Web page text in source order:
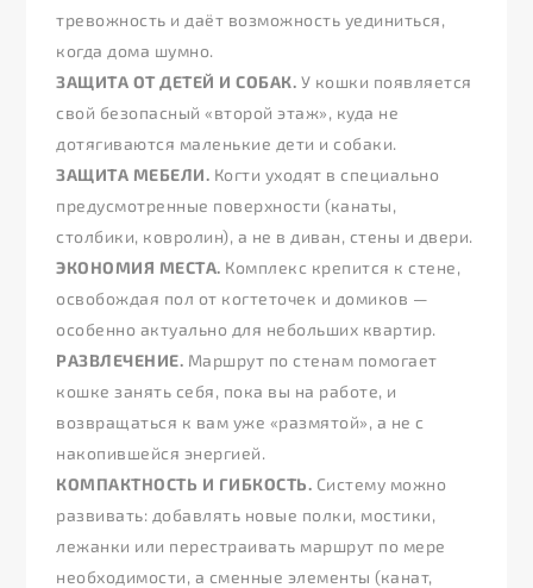
тревожность и даёт возможность уединиться,
когда дома шумно.
ЗАЩИТА ОТ ДЕТЕЙ И СОБАК. У кошки появляется
свой безопасный «второй этаж», куда не
дотягиваются маленькие дети и собаки.
ЗАЩИТА МЕБЕЛИ. Когти уходят в специально
предусмотренные поверхности (канаты,
столбики, ковролин), а не в диван, стены и двери.
ЭКОНОМИЯ МЕСТА. Комплекс крепится к стене,
освобождая пол от когтеточек и домиков —
особенно актуально для небольших квартир.
РАЗВЛЕЧЕНИЕ. Маршрут по стенам помогает
кошке занять себя, пока вы на работе, и
возвращаться к вам уже «размятой», а не с
накопившейся энергией.
КОМПАКТНОСТЬ И ГИБКОСТЬ. Систему можно
развивать: добавлять новые полки, мостики,
лежанки или перестраивать маршрут по мере
необходимости, а сменные элементы (канат,